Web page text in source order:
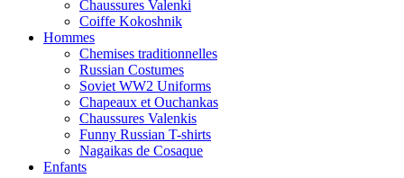
Chaussures Valenki
Coiffe Kokoshnik
Hommes
Chemises traditionnelles
Russian Costumes
Soviet WW2 Uniforms
Chapeaux et Ouchankas
Chaussures Valenkis
Funny Russian T-shirts
Nagaikas de Cosaque
Enfants